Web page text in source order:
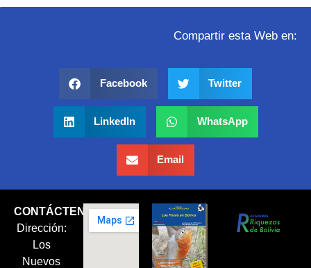
Compartir esta Web en:
Facebook Twitter
LinkedIn WhatsApp
Email
CONTÁCTENOS
Dirección:
Los
Nuevos